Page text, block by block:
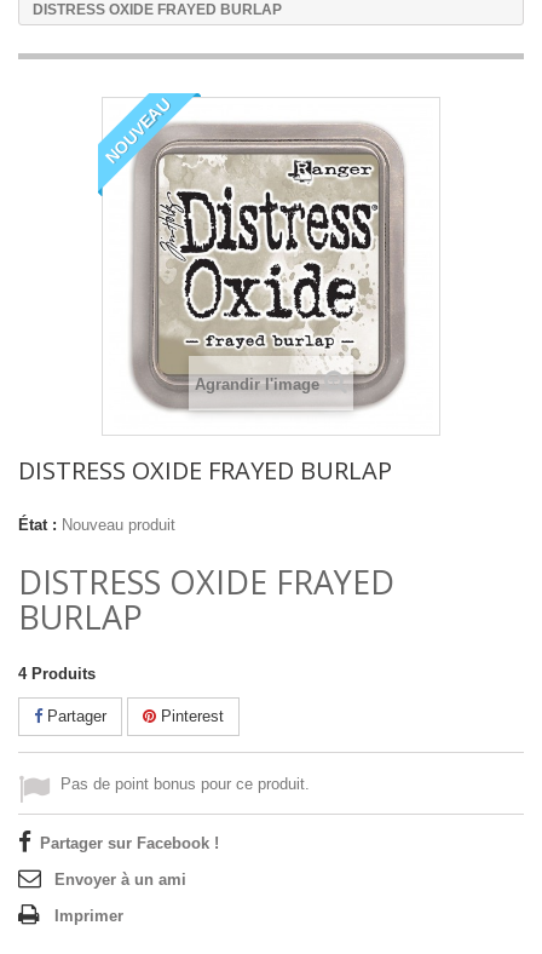
DISTRESS OXIDE FRAYED BURLAP
NOUVEAU
Agrandir l'image
DISTRESS OXIDE FRAYED BURLAP
État : Nouveau produit
DISTRESS OXIDE FRAYED
BURLAP
4 Produits
Partager Pinterest
Pas de point bonus pour ce produit.
Partager sur Facebook !
Envoyer à un ami
Imprimer